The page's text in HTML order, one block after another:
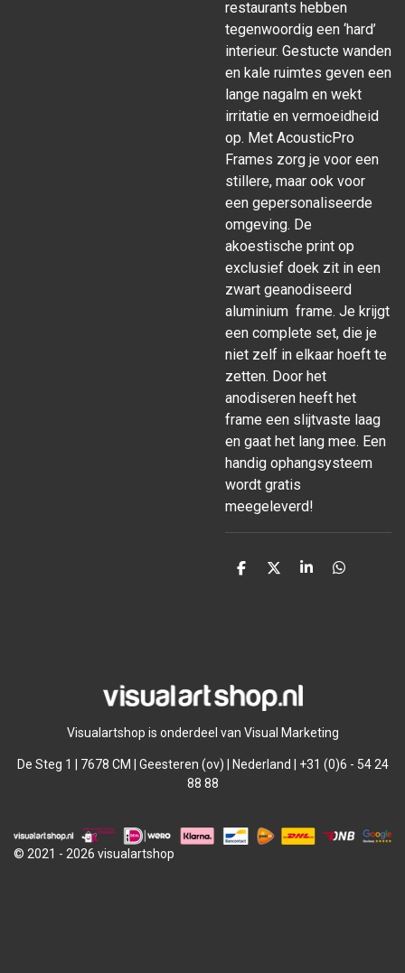
restaurants hebben
tegenwoordig een ‘hard’
interieur. Gestucte wanden
en kale ruimtes geven een
lange nagalm en wekt
irritatie en vermoeidheid
op. Met AcousticPro
Frames zorg je voor een
stillere, maar ook voor
een gepersonaliseerde
omgeving. De
akoestische print op
exclusief doek zit in een
zwart geanodiseerd
aluminium frame. Je krijgt
een complete set, die je
niet zelf in elkaar hoeft te
zetten. Door het
anodiseren heeft het
frame een slijtvaste laag
en gaat het lang mee. Een
handig ophangsysteem
wordt gratis
meegeleverd!
D
D
S
D
Visualartshop is onderdeel van Visual Marketing
De Steg 1 | 7678 CM | Geesteren (ov) | Nederland | +31 (0)6 - 54 24
88 88
© 2021 - 2026 visualartshop